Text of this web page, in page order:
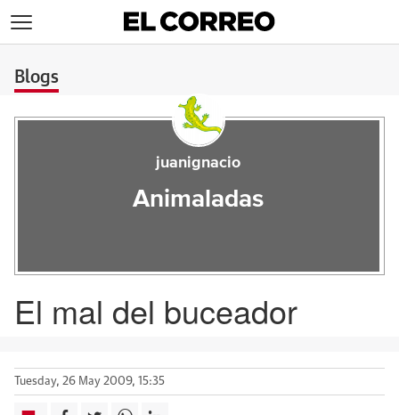
Blogs
juanignacio
Animaladas
El mal del buceador
Tuesday, 26 May 2009, 15:35